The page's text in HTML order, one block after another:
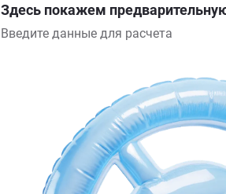
Здесь покажем
Введите данные для расчета